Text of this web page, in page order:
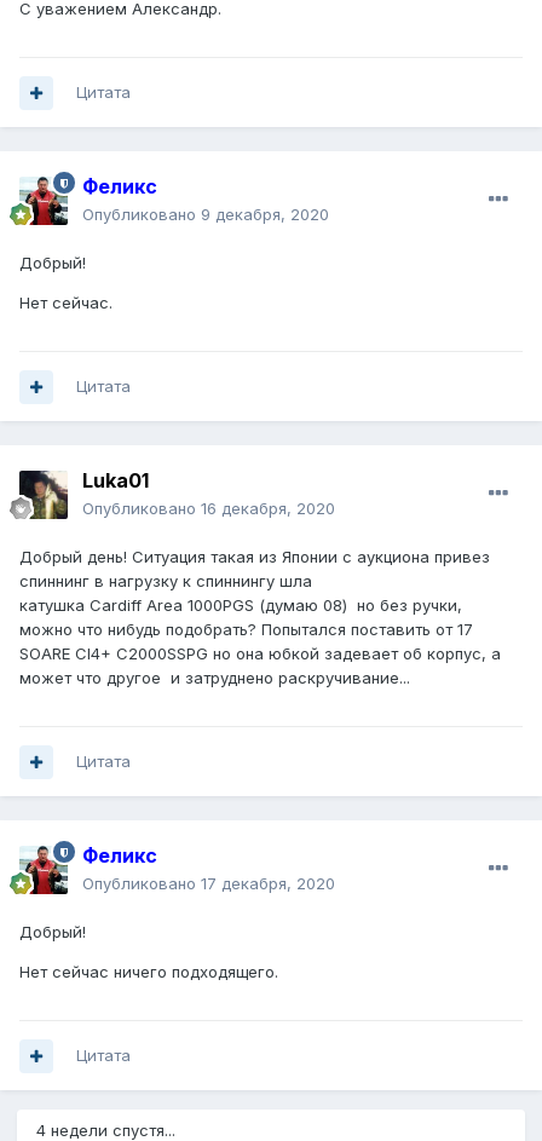
С уважением Александр.
Цитата
Феликс
Опубликовано 9 декабря, 2020
Добрый!
Нет сейчас.
Цитата
Luka01
Опубликовано 16 декабря, 2020
Добрый день! Ситуация такая из Японии с аукциона привез
спиннинг в нагрузку к спиннингу шла
катушка Cardiff Area 1000PGS (думаю 08) но без ручки,
можно что нибудь подобрать? Попытался поставить от 17
SOARE CI4+ C2000SSPG но она юбкой задевает об корпус, а
может что другое и затруднено раскручивание...
Цитата
Феликс
Опубликовано 17 декабря, 2020
Добрый!
Нет сейчас ничего подходящего.
Цитата
4 недели спустя...